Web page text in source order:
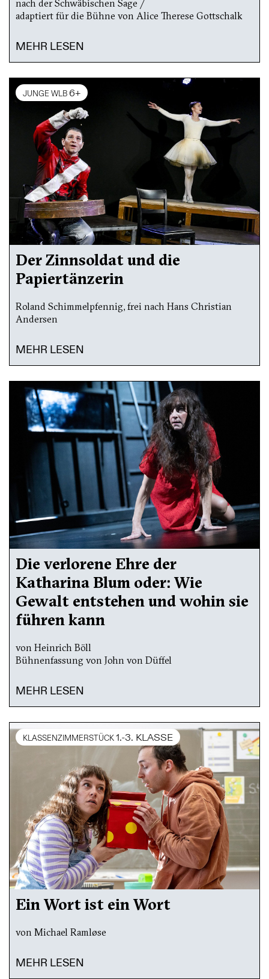
nach der Schwäbischen Sage /
adaptiert für die Bühne von Alice Therese Gottschalk
MEHR LESEN
JUNGE WLB 6+
Der Zinnsoldat und die
Papiertänzerin
Roland Schimmelpfennig, frei nach Hans Christian
Andersen
MEHR LESEN
Die verlorene Ehre der
Katharina Blum oder: Wie
Gewalt entstehen und wohin sie
führen kann
von Heinrich Böll
Bühnenfassung von John von Düffel
MEHR LESEN
KLASSENZIMMERSTÜCK1.-3. KLASSE
Ein Wort ist ein Wort
von Michael Ramløse
MEHR LESEN